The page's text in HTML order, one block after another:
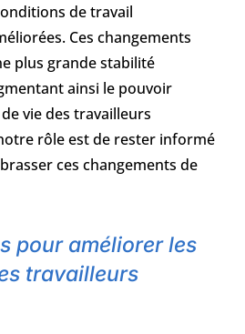
de travail
Ces changements
plus grande stabilité
ainsi le pouvoir
vie des travailleurs
rôle est de rester informé
ces changements de
pour améliorer les
travailleurs